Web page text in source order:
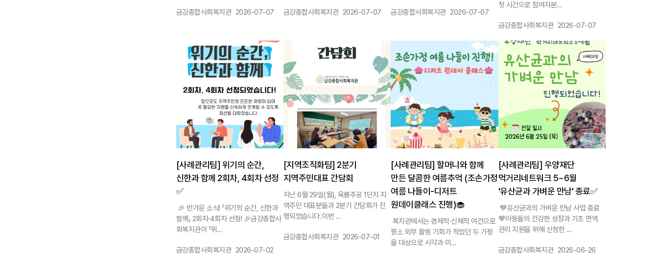
작성자 :
금강종합사회복지관 작성일 :
2026-07-07 작성자 :
금강종합사회복지관 작성일 :
2026-07-07 작성자 :
금강종합사회복지관 작성일 :
2026-07-07
첫 시간으로 참여자분...
작성자 :
금강종합사회복지관 작성일 :
2026-07-07
1147
[사례관리팀] 위기의 순간,
신한과 함께 2회차, 4회차 선정
✅
🎉 반가운 소식! 「위기의 순간, 신한과
함께」 2회차·4회차 선정! 🎉금강종합사
회복지관이 「위...
작성자 :
금강종합사회복지관 작성일 :
2026-07-02
[지역조직화팀] 2분기
지역주민대표 간담회
지난 6월 29일(월), 옥룡주공 1단지 지
역주민 대표분들과 2분기 간담회가 진
행되었습니다.이번 ...
작성자 :
금강종합사회복지관 작성일 :
2026-07-01
1145
[사례관리팀] 할머니와 함께
만든 달콤한 여름추억 (조손가정
여름 나들이-디저트
원데이클래스 진행)🧁
복지관에서는 경제적·신체적 여건으로
평소 외부 활동 기회가 적었던 두 가정
을 대상으로 시각과 미...
[사례관리팀] 우양재단
먹거리네트워크 5~6월
'유산균과 가벼운 만남' 종료✅
💙유산균과의 가벼운 만남 사업 종료
💙아동들의 건강한 성장과 기초 면역
관리 지원을 위해 신청한 ...
작성자 :
금강종합사회복지관 작성일 :
2026-06-26